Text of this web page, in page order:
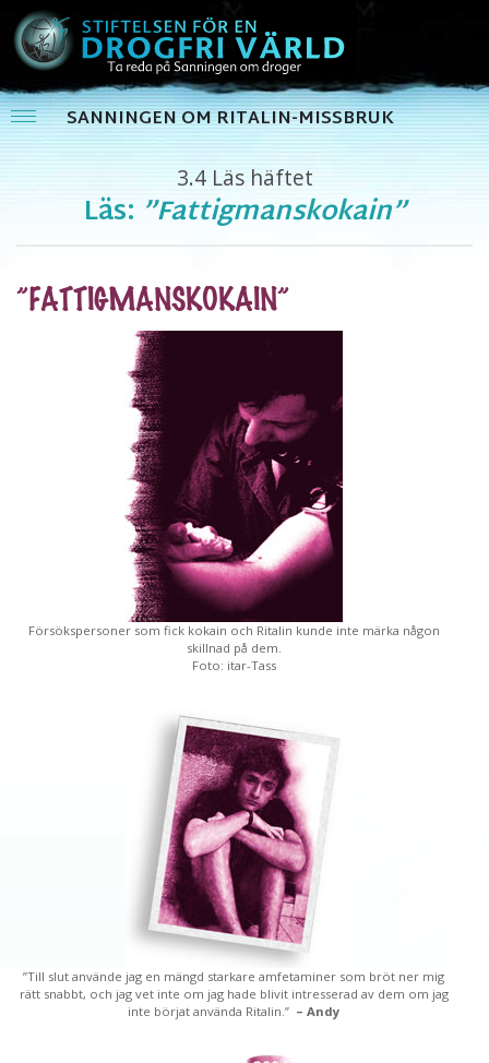
SANNINGEN OM RITALIN-MISSBRUK
3.4Läs häftet
Läs: ”Fattigmanskokain”
”FATTIGMANSKOKAIN”
Försökspersoner som fick kokain och Ritalin kunde inte märka någon
skillnad på dem.
Foto: itar-Tass
”Till slut använde jag en mängd starkare amfetaminer som bröt ner mig
rätt snabbt, och jag vet inte om jag hade blivit intresserad av dem om jag
inte börjat använda Ritalin.” – Andy